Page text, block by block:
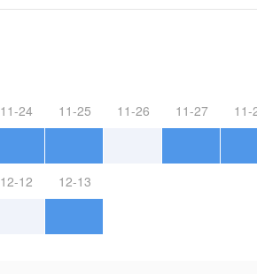
11-24 11-25 11-26 11-27 11-
12-12 12-13